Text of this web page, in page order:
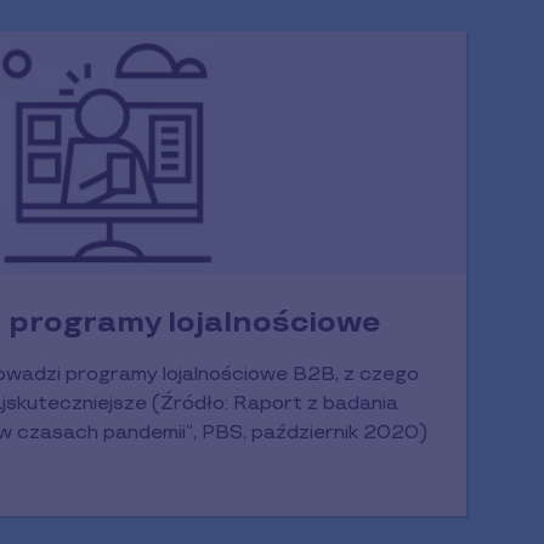
lojalnościowe
programy lojalnościowe B2B, z czego
(Źródło: Raport z badania
czasach pandemii”, PBS, październik 2020)